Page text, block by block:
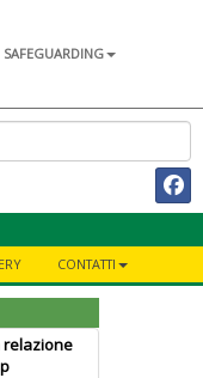
SAFEGUARDING
CONTATTI
relazione